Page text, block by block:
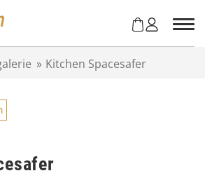
» Kitchen Spacesafer